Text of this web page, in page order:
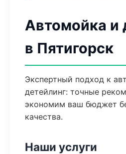
Автомойка и
в Пятигорск
Экспертный подход к
детейлинг: точные
экономим ваш бюджет
качества.
Наши услуги